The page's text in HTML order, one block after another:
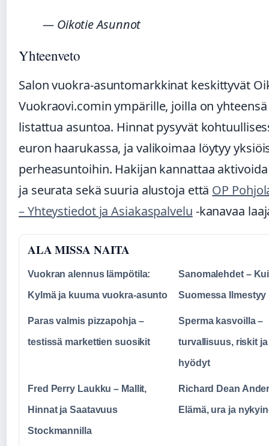
— Oikotie Asunnot
Yhteenveto
Salon vuokra-asuntomarkkinat keskittyvät
Vuokraovi.comin ympärille, joilla on yhteensä
listattua asuntoa. Hinnat pysyvät
euron haarukassa, ja valikoimaa löytyy
perheasuntoihin. Hakijan kannattaa
ja seurata sekä suuria alustoja että OP
– Yhteystiedot ja Asiakaspalvelu -kanavaa
ALA MISSA NAITA
Vuokran alennus lämpötila:
Kylmä ja kuuma vuokra-asunto
Sanomalehdet –
Suomessa Ilmestyy
Paras valmis pizzapohja –
testissä markettien suosikit
Sperma kasvoilla –
turvallisuus, riskit
hyödyt
Fred Perry Laukku – Mallit,
Hinnat ja Saatavuus
Stockmannilla
Richard Dean
Elämä, ura ja